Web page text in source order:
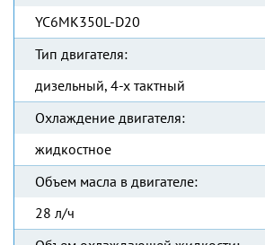
YC6MK350L-D20
Тип двигателя:
дизельный, 4-х тактный
Охлаждение двигателя:
жидкостное
Объем масла в двигателе:
28 л/ч